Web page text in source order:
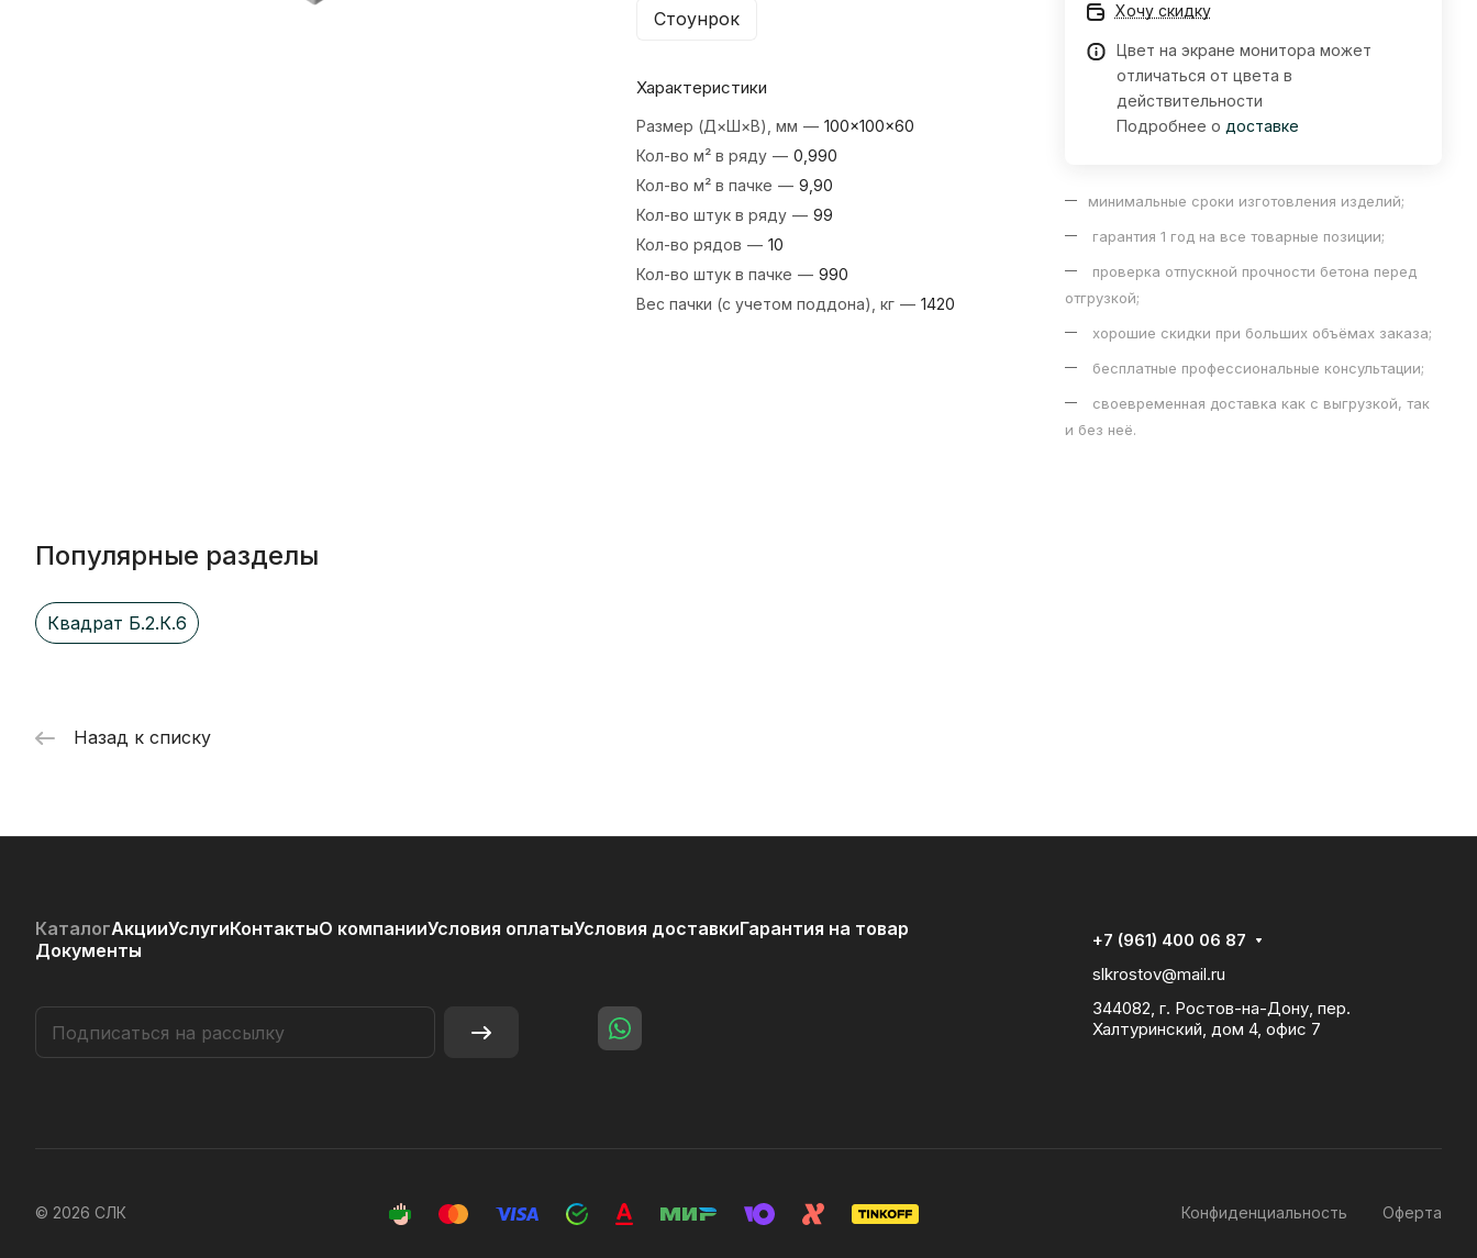
Стоунрок
Характеристики
Размер (Д×Ш×В), мм — 100×100×60
Кол-во м² в ряду — 0,990
Кол-во м² в пачке — 9,90
Кол-во штук в ряду — 99
Кол-во рядов — 10
Кол-во штук в пачке — 990
Вес пачки (с учетом поддона), кг — 1420
Хочу скидку
Цвет на экране монитора может
отличаться от цвета в
действительности
Подробнее о доставке
минимальные сроки изготовления изделий;
гарантия 1 год на все товарные позиции;
проверка отпускной прочности бетона перед
отгрузкой;
хорошие скидки при больших объёмах заказа;
бесплатные профессиональные консультации;
своевременная доставка как с выгрузкой, так
и без неё.
Популярные разделы
Квадрат Б.2.К.6
Назад к списку
КаталогАкцииУслугиКонтактыО компанииУсловия оплатыУсловия доставкиГарантия на товар
Документы
+7 (961) 400 06 87
slkrostov@mail.ru
344082, г. Ростов-на-Дону, пер.
Халтуринский, дом 4, офис 7
© 2026 СЛК Конфиденциальность Оферта